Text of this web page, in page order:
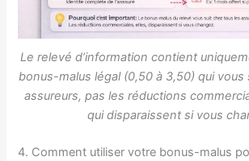
Le relevé d’information contient
bonus-malus légal (0,50 à 3,50) qui vous
assureurs, pas les réductions
qui disparaissent si vous
4. Comment utiliser votre bonus-malus